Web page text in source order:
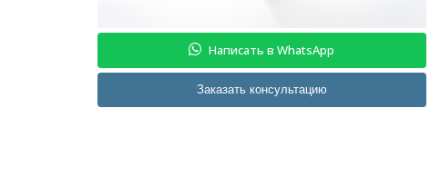
Написать в WhatsApp
Заказать консультацию